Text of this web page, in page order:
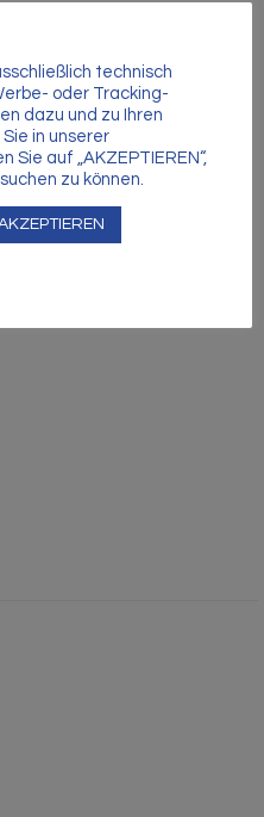
e.V.
technisch
oder Tracking-
dazu und zu Ihren
in unserer
auf „AKZEPTIEREN“,
zu können.